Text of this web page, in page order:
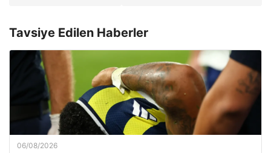
Tavsiye Edilen Haberler
06/08/2026